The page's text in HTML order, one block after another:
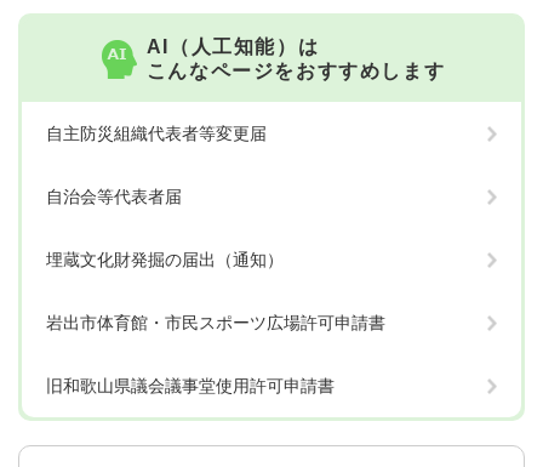
AI（人工知能）は
こんなページをおすすめします
自主防災組織代表者等変更届
自治会等代表者届
埋蔵文化財発掘の届出（通知）
岩出市体育館・市民スポーツ広場許可申請書
旧和歌山県議会議事堂使用許可申請書